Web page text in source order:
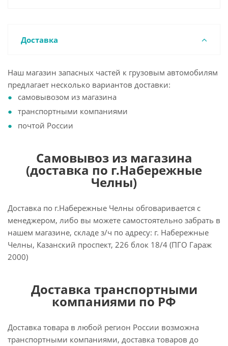
Доставка
Наш магазин запасных частей к грузовым автомобилям
предлагает несколько вариантов доставки:
самовывозом из магазина
транспортными компаниями
почтой России
Самовывоз из магазина
(доставка по г.Набережные
Челны)
Доставка по г.Набережные Челны обговаривается с
менеджером, либо вы можете самостоятельно забрать в
нашем магазине, складе з/ч по адресу: г. Набережные
Челны, Казанский проспект, 226 блок 18/4 (ПГО Гараж
2000)
Доставка транспортными
компаниями по РФ
Доставка товара в любой регион России возможна
транспортными компаниями, доставка товаров до